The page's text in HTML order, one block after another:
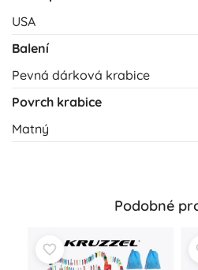
USA
Balení
Pevná dárková krabice
Povrch krabice
Matný
Podobné